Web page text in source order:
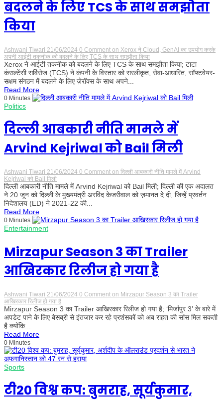
बदलने के लिए TCS के साथ समझौता
किया
Ashwani Tiwari 21/06/2024 0 Comment on Xerox ने Cloud, GenAI का उपयोग करके
अपनी आईटी तकनीक को बदलने के लिए TCS के साथ समझौता किया
Xerox ने आईटी तकनीक को बदलने के लिए TCS के साथ समझौता किया; टाटा
कंसल्टेंसी सर्विसेज (TCS) ने कंपनी के विस्तार को सरलीकृत, सेवा-आधारित, सॉफ्टवेयर-
सक्षम संगठन में बदलने के लिए ज़ेरॉक्स के साथ अपने...
Read More
0 Minutes
Politics
दिल्ली आबकारी नीति मामले में
Arvind Kejriwal को Bail मिली
Ashwani Tiwari 21/06/2024 0 Comment on दिल्ली आबकारी नीति मामले में Arvind
Kejriwal को Bail मिली
दिल्ली आबकारी नीति मामले में Arvind Kejriwal को Bail मिली; दिल्ली की एक अदालत
ने 20 जून को दिल्ली के मुख्यमंत्री अरविंद केजरीवाल को ज़मानत दे दी, जिन्हें प्रवर्तन
निदेशालय (ED) ने 2021-22 की...
Read More
0 Minutes
Entertainment
Mirzapur Season 3 का Trailer
आखिरकार रिलीज हो गया है
Ashwani Tiwari 21/06/2024 0 Comment on Mirzapur Season 3 का Trailer
आखिरकार रिलीज हो गया है
Mirzapur Season 3 का Trailer आखिरकार रिलीज हो गया है; ‘मिर्जापुर 3’ के बारे में
अपडेट पाने के लिए बेसब्री से इंतजार कर रहे प्रशंसकों को अब राहत की सांस मिल सकती
है क्योंकि...
Read More
0 Minutes
Sports
टी20 विश्व कप: बुमराह, सूर्यकुमार,